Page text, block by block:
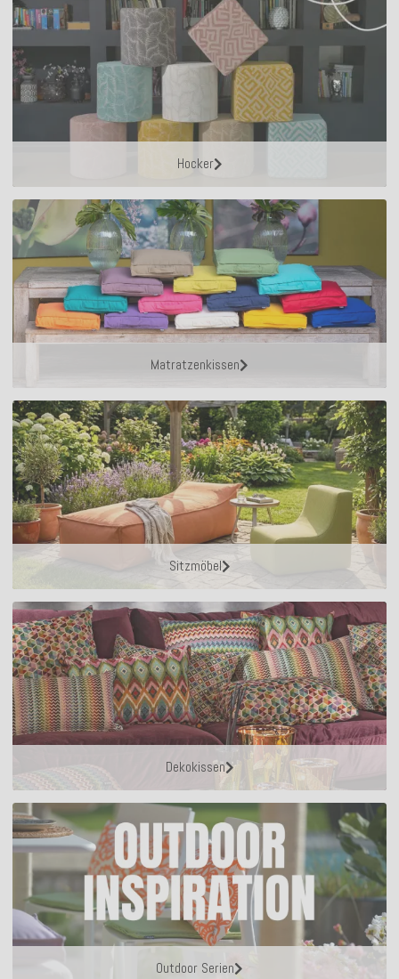
Hocker
Matratzenkissen
Sitzmöbel
Dekokissen
Outdoor Serien